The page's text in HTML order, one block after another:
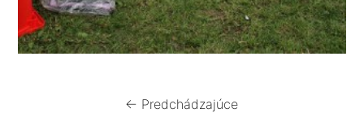
← Predchádzajúce